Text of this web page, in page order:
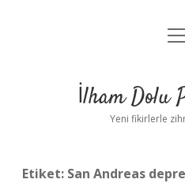
Yasal
İlham Dolu
Yeni fikirlerle
Etiket: San Andreas